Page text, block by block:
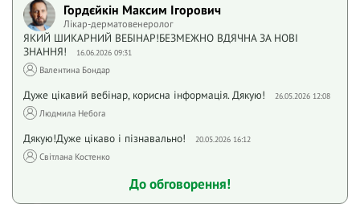
Гордєйкін Максим Ігорович
Лікар-дерматовенеролог
ЯКИЙ ШИКАРНИЙ ВЕБІНАР!БЕЗМЕЖНО ВДЯЧНА ЗА НОВІ
ЗНАННЯ!
16.06.2026 09:31
Валентина Бондар
Дуже цікавий вебінар, корисна інформація. Дякую! 26.05.2026 12:08
Людмила Небога
Дякую!Дуже цікаво і пізнавально! 20.05.2026 16:12
Світлана Костенко
До обговорення!